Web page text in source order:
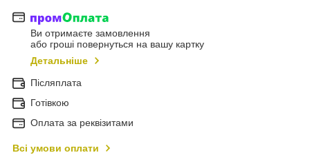
Ви отримаєте замовлення
або гроші повернуться на вашу картку
Детальніше
Післяплата
Готівкою
Оплата за реквізитами
Всі умови оплати